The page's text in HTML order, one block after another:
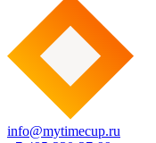
info@mytimecup.ru